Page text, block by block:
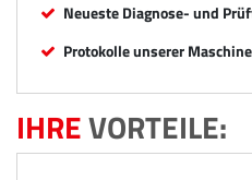
Neueste Diagnose- und
Protokolle unserer
IHREVORTEILE: